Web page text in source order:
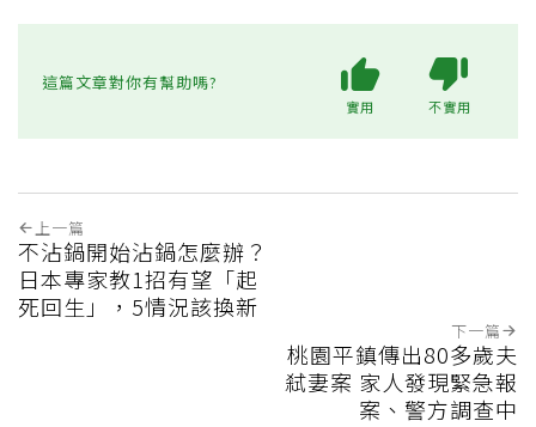
這篇文章對你有幫助嗎?
實用 不實用
上一篇
不沾鍋開始沾鍋怎麼辦？
日本專家教1招有望「起
死回生」，5情況該換新
下一篇
桃園平鎮傳出80多歲夫
弒妻案 家人發現緊急報
案、警方調查中